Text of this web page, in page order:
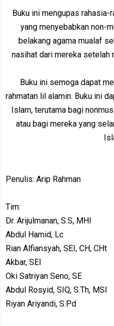
Buku ini mengupas rahasia-
yang menyebabkan non-
belakang agama mualaf
nasihat dari mereka setelah
Buku ini semoga dapat
rahmatan lil alamin. Buku ini
Islam, terutama bagi
atau bagi mereka yang
Penulis: Arip Rahman
Tim:
Dr. Arijulmanan, S.S, MHI
Abdul Hamid, Lc
Rian Alfiansyah, SEI, CH, CHt
Akbar, SEI
Oki Satriyan Seno, SE
Abdul Rosyid, SIQ, S.Th, MSI
Riyan Ariyandi, S.Pd